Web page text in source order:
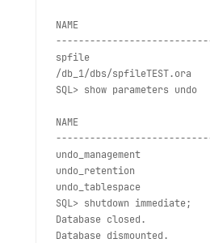
NAME
spfile
/db_1/dbs/spfileTEST.ora
SQL> show parameters undo
NAME
undo_management
undo_retention
undo_tablespace
SQL> shutdown immediate;
Database closed.
Database dismounted.